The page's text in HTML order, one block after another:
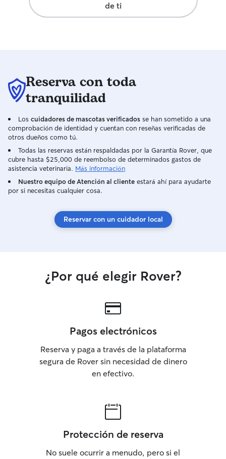
de ti
Reserva con toda
tranquilidad
Los cuidadores de mascotas verificados se han sometido a una
comprobación de identidad y cuentan con reseñas verificadas de
otros dueños como tú.
Todas las reservas están respaldadas por la Garantía Rover, que
cubre hasta $25,000 de reembolso de determinados gastos de
asistencia veterinaria. Más información
Nuestro equipo de Atención al cliente estará ahí para ayudarte
por si necesitas cualquier cosa.
Reservar con un cuidador local
¿Por qué elegir Rover?
Pagos electrónicos
Reserva y paga a través de la plataforma
segura de Rover sin necesidad de dinero
en efectivo.
Protección de reserva
No suele ocurrir a menudo, pero si el